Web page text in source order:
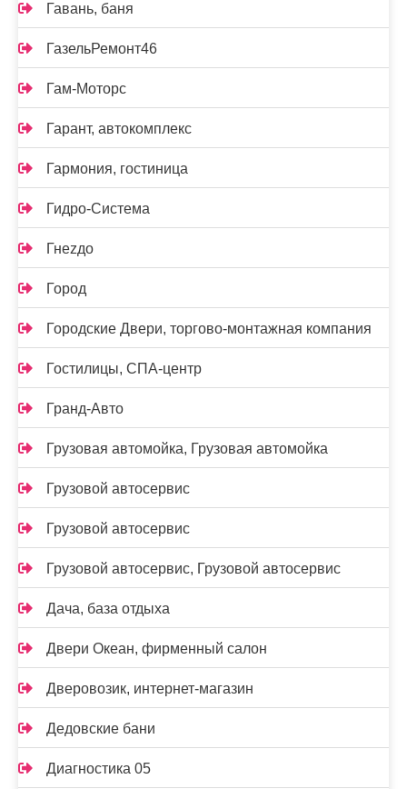
Гавань, баня
ГазельРемонт46
Гам-Моторс
Гарант, автокомплекс
Гармония, гостиница
Гидро-Система
Гнеzдо
Город
Городские Двери, торгово-монтажная компания
Гостилицы, СПА-центр
Гранд-Авто
Грузовая автомойка, Грузовая автомойка
Грузовой автосервис
Грузовой автосервис
Грузовой автосервис, Грузовой автосервис
Дача, база отдыха
Двери Океан, фирменный салон
Дверовозик, интернет-магазин
Дедовские бани
Диагностика 05